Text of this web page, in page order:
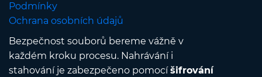
Podmínky
Ochrana osobních údajů
Bezpečnost souborů bereme vážně v
každém kroku procesu. Nahrávání i
stahování je zabezpečeno pomocíšifrování